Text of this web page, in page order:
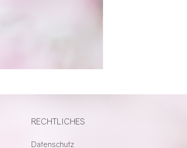
RECHTLICHES
Datenschutz